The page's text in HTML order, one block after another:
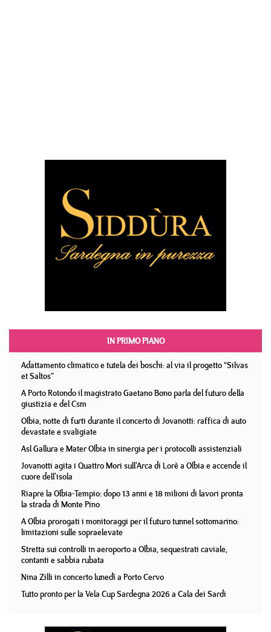
IN PRIMO PIANO
Adattamento climatico e tutela dei boschi: al via il progetto “Silvas
et Saltos”
A Porto Rotondo il magistrato Gaetano Bono parla del futuro della
giustizia e del Csm
Olbia, notte di furti durante il concerto di Jovanotti: raffica di auto
devastate e svaligiate
Asl Gallura e Mater Olbia in sinergia per i protocolli assistenziali
Jovanotti agita i Quattro Mori sull'Arca di Lorè a Olbia e accende il
cuore dell'isola
Riapre la Olbia-Tempio: dopo 13 anni e 18 milioni di lavori pronta
la strada di Monte Pino
A Olbia prorogati i monitoraggi per il futuro tunnel sottomarino:
limitazioni sulle sopraelevate
Stretta sui controlli in aeroporto a Olbia, sequestrati caviale,
contanti e sabbia rubata
Nina Zilli in concerto lunedì a Porto Cervo
Tutto pronto per la Vela Cup Sardegna 2026 a Cala dei Sardi